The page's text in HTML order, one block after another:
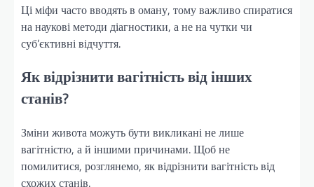
Ці міфи часто вводять в оману, тому важливо спиратися
на наукові методи діагностики, а не на чутки чи
суб’єктивні відчуття.
Як відрізнити вагітність від інших
станів?
Зміни живота можуть бути викликані не лише
вагітністю, а й іншими причинами. Щоб не
помилитися, розглянемо, як відрізнити вагітність від
схожих станів.